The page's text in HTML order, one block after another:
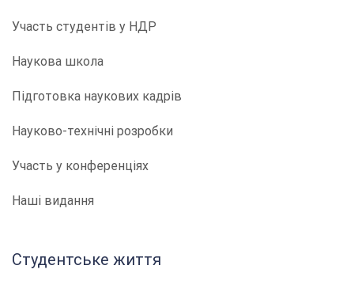
Участь студентів у НДР
Наукова школа
Підготовка наукових кадрів
Науково-технічні розробки
Участь у конференціях
Наші видання
Студентське життя